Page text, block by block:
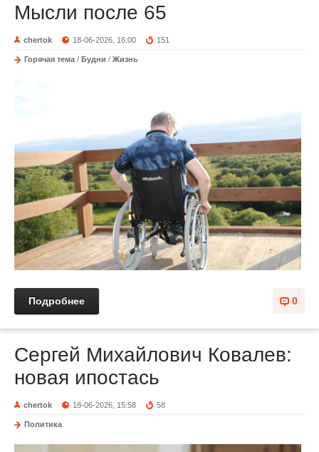
Мысли после 65
chertok 18-06-2026, 16:00 151
Горячая тема / Будни / Жизнь
0
Подробнее
Сергей Михайлович Ковалев:
новая ипостась
chertok 18-06-2026, 15:58 58
Политика